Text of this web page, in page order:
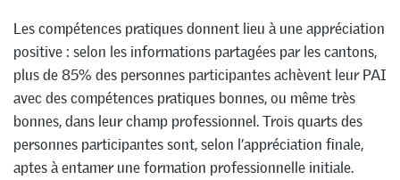
Les compétences pratiques donnent lieu à une appréciation
positive : selon les informations partagées par les cantons,
plus de 85% des personnes participantes achèvent leur PAI
avec des compétences pratiques bonnes, ou même très
bonnes, dans leur champ professionnel. Trois quarts des
personnes participantes sont, selon l’appréciation finale,
aptes à entamer une formation professionnelle initiale.